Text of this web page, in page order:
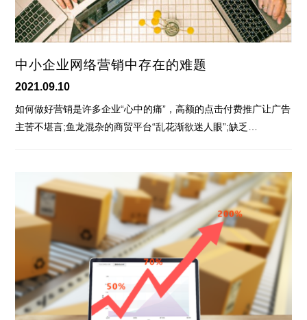
中小企业网络营销中存在的难题
2021.09.10
如何做好营销是许多企业“心中的痛”，高额的点击付费推广让广告
主苦不堪言;鱼龙混杂的商贸平台“乱花渐欲迷人眼”;缺乏…